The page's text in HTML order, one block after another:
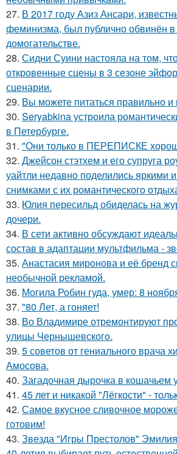
27. В 2017 году Азиз Ансари,
феминизма, был публично обвинён в
домогательстве.
28. Сидни Суини настояла на том,
откровенные сцены в 3 сезоне
сценарии.
29. Вы можете питаться правильно и
30. Seryabkina устроила
в Петербурге.
31. "Они только в ПЕРЕПИСКЕ
32. Джейсон стэтхем и его супруга
уайтли недавно поделились яркими
снимками с их романтического
33. Юлия пересильд обиделась на
дочери.
34. В сети активно обсуждают
состав в адаптации мультфильма -
35. Анастасия миронова и её бренд
необычной рекламой.
36. Могила Робин гуда, умер: 8
37. "80 Лет, а гоняет!
38. Во Владимире отремонтируют
улицы Чернышевского.
39. 5 советов от гениального врача
Амосова.
40. Загадочная дырочка в кошачьем
41. 45 лет и никакой "Лёгкости" -
42. Самое вкусное сливочное
готовим!
43. Звезда "Игры Престолов"